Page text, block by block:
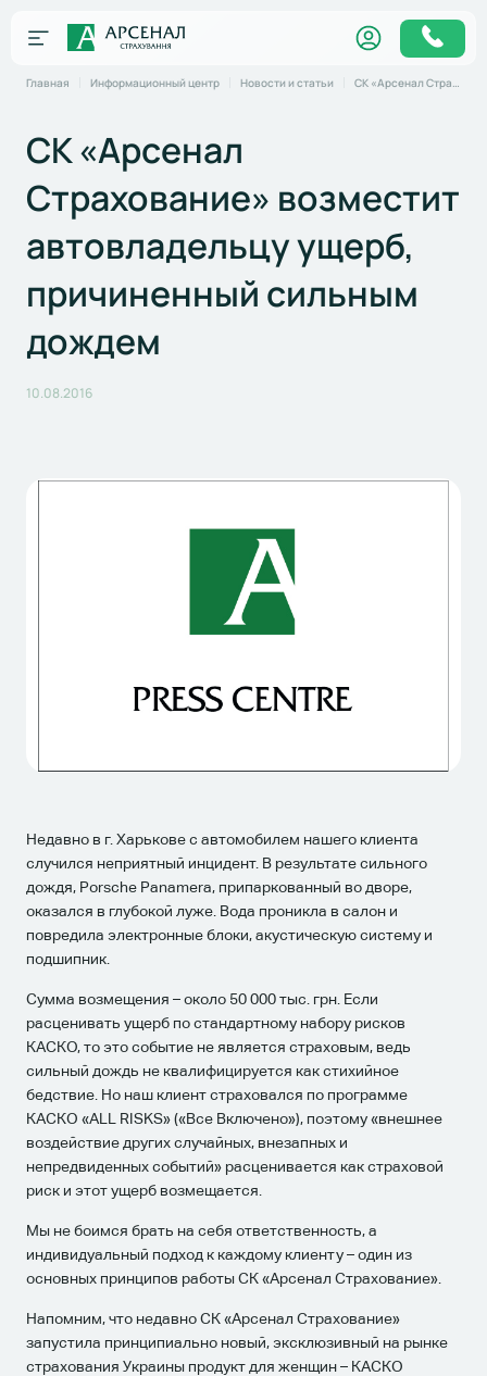
Главная Информационный центр Новости и статьи СК «Арсенал Страхование» возместит автовладельцу ущерб, причиненный сильным дождем
СК «Арсенал
Страхование» возместит
автовладельцу ущерб,
причиненный сильным
дождем
10.08.2016
Недавно в г. Харькове с автомобилем нашего клиента
случился неприятный инцидент. В результате сильного
дождя, Porsche Panamera, припаркованный во дворе,
оказался в глубокой луже. Вода проникла в салон и
повредила электронные блоки, акустическую систему и
подшипник.
Сумма возмещения – около 50 000 тыс. грн. Если
расценивать ущерб по стандартному набору рисков
КАСКО, то это событие не является страховым, ведь
сильный дождь не квалифицируется как стихийное
бедствие. Но наш клиент страховался по программе
КАСКО «ALL RISKS» («Все Включено»), поэтому «внешнее
воздействие других случайных, внезапных и
непредвиденных событий» расценивается как страховой
риск и этот ущерб возмещается.
Мы не боимся брать на себя ответственность, а
индивидуальный подход к каждому клиенту – один из
основных принципов работы СК «Арсенал Страхование».
Напомним, что недавно СК «Арсенал Страхование»
запустила принципиально новый, эксклюзивный на рынке
страхования Украины продукт для женщин – КАСКО